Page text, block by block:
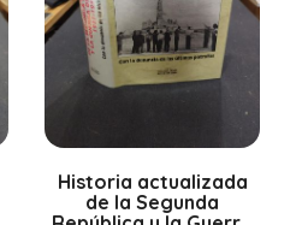
Historia actualizada
de la Segunda